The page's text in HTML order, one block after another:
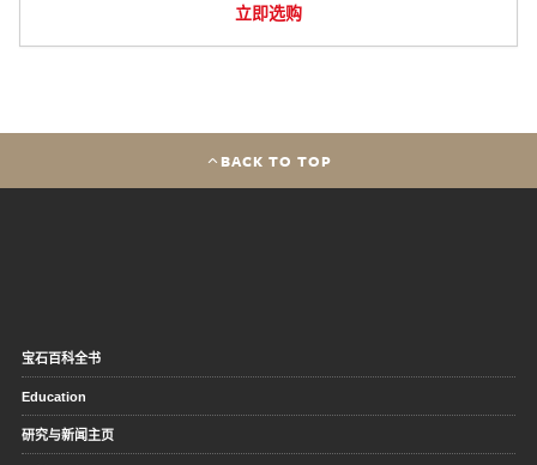
立即选购
BACK TO TOP
宝石百科全书
Education
研究与新闻主页